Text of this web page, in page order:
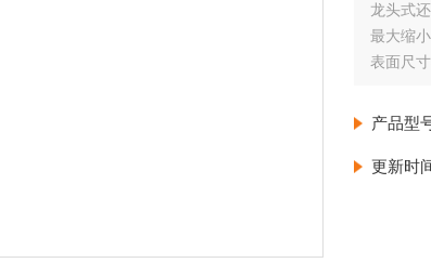
龙头式
最大缩
表面尺
产品型
更新时